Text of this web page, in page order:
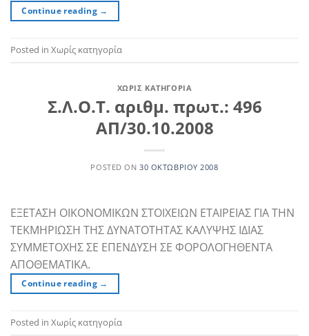
Continue reading →
Posted in Χωρίς κατηγορία
ΧΩΡΊΣ ΚΑΤΗΓΟΡΊΑ
Σ.Λ.Ο.Τ. αριθμ. πρωτ.: 496
ΑΠ/30.10.2008
POSTED ON30 ΟΚΤΩΒΡΊΟΥ 2008
ΕΞΕΤΑΣΗ ΟΙΚΟΝΟΜΙΚΩΝ ΣΤΟΙΧΕΙΩΝ ΕΤΑΙΡΕΙΑΣ ΓΙΑ ΤΗΝ
ΤΕΚΜΗΡΙΩΣΗ ΤΗΣ ΔΥΝΑΤΟΤΗΤΑΣ ΚΑΛΥΨΗΣ ΙΔΙΑΣ
ΣΥΜΜΕΤΟΧΗΣ ΣΕ ΕΠΕΝΔΥΣΗ ΣΕ ΦΟΡΟΛΟΓΗΘΕΝΤΑ
ΑΠΟΘΕΜΑΤΙΚΑ.
Continue reading →
Posted in Χωρίς κατηγορία